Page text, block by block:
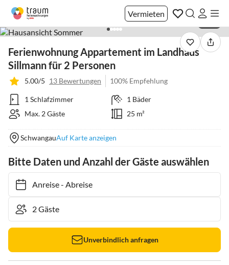
Vermieten
Ferienwohnung Appartement im Landhaus
Sillmann für 2 Personen
5.00/5 13 Bewertungen 100% Empfehlung
1 Schlafzimmer
1 Bäder
Max. 2 Gäste
25 m²
SchwangauAuf Karte anzeigen
Bitte Daten und Anzahl der Gäste auswählen
Anreise- Abreise
Unverbindlich anfragen